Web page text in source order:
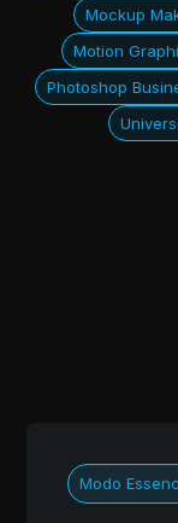
Mockup
Motion
Photoshop
Modo